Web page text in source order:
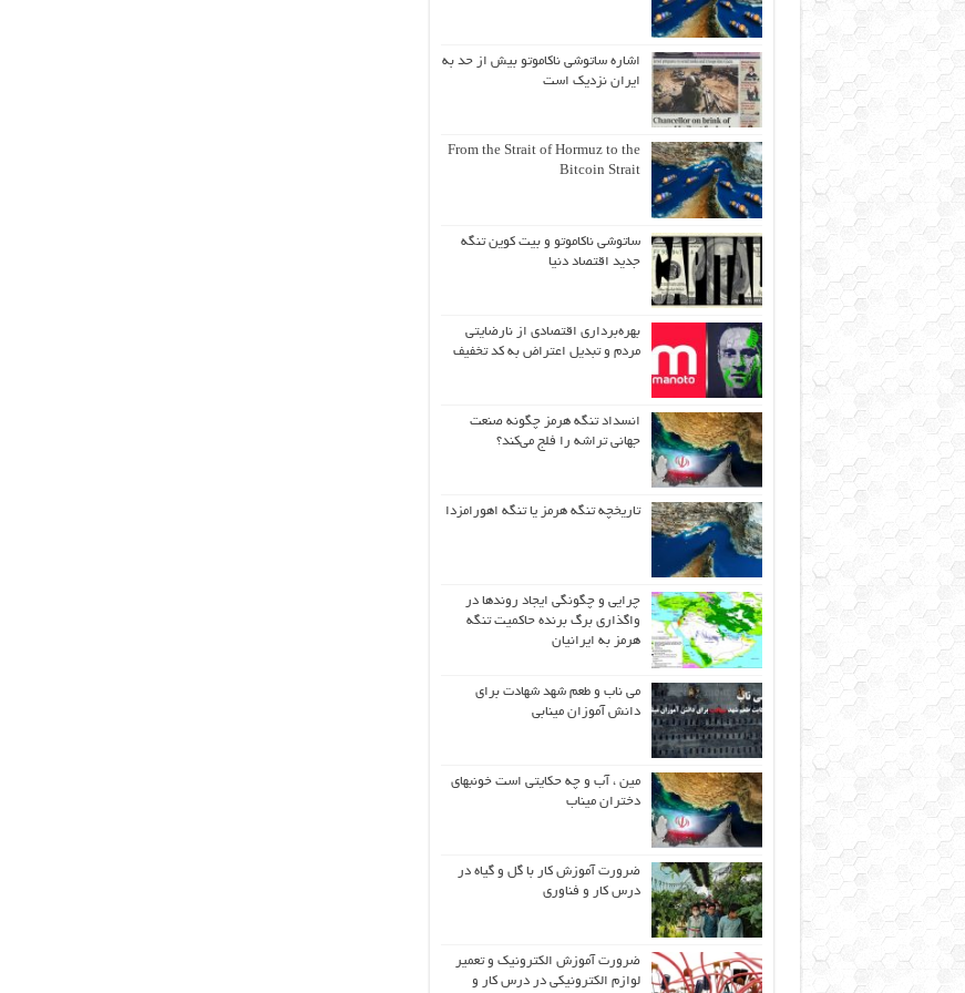
اشاره ساتوشی ناکاموتو بیش از حد به
ایران نزدیک است
From the Strait of Hormuz to the
Bitcoin Strait
ساتوشی ناکاموتو و بیت کوین تنگه
جدید اقتصاد دنیا
بهره‌برداری اقتصادی از نارضایتی
مردم و تبدیل اعتراض به کد تخفیف
انسداد تنگه هرمز چگونه صنعت
جهانی تراشه را فلج می‌کند؟
تاریخچه تنگه هرمز یا تنگه اهورامزدا
چرایی و چگونگی ایجاد روندها در
واگذاری برگ برنده حاکمیت تنگه
هرمز به ایرانیان
می ناب و طعم شهد شهادت برای
دانش آموزان مینابی
مین ، آب و چه حکایتی است خونبهای
دختران میناب
ضرورت آموزش کار با گل و گیاه در
درس کار و فناوری
ضرورت آموزش الکترونیک و تعمیر
لوازم الکترونیکی در درس کار و